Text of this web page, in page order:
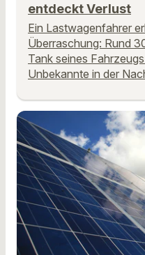
entdeckt Verlust
Ein Lastwagenfahrer
Überraschung: Rund
Tank seines
Unbekannte in der